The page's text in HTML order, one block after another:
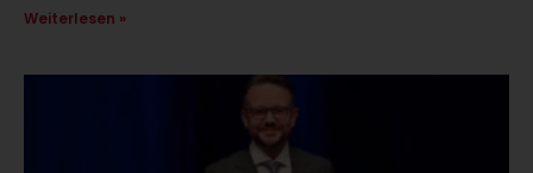
Weiterlesen »